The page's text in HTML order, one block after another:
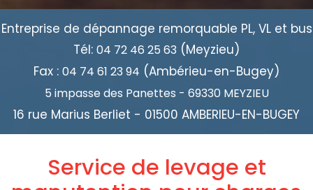
Entreprise de dépannage remorquable PL, VL et bus
Tél: 04 72 46 25 63 (Meyzieu)
Fax : 04 74 61 23 94 (Ambérieu-en-Bugey)
5 impasse des Panettes - 69330 MEYZIEU
16 rue Marius Berliet - 01500 AMBERIEU-EN-BUGEY
Service de levage et